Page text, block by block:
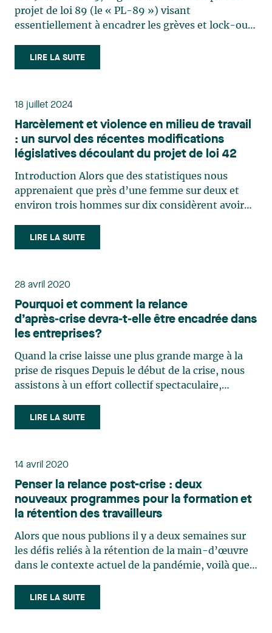
projet de loi 89 (le « PL-89 ») visant
essentiellement à encadrer les grèves et lock-out
Ce dernier envisage d’importantes modifications
au Code du travail[1] (le « C.t. »). Il confère
LIRE LA SUITE
18 juillet 2024
Harcèlement et violence en milieu de travail
: un survol des récentes modifications
législatives découlant du projet de loi 42
Introduction Alors que des statistiques nous
apprenaient que près d’une femme sur deux et
environ trois hommes sur dix considèrent avoir
sexuelle en milieu de travail1, le ministre du
Travail a exprimé, depuis 2020, sa volonté de
LIRE LA SUITE
28 avril 2020
Pourquoi et comment la relance
d’après‑crise devra‑t‑elle être encadrée dans
les entreprises?
Quand la crise laisse une plus grande marge à la
prise de risques Depuis le début de la crise, nous
assistons à un effort collectif spectaculaire,
la santé et la sécurité collectives. La pandémie
Covid-19 a amené plusieurs défis pour les
LIRE LA SUITE
14 avril 2020
Penser la relance post-crise : deux
nouveaux programmes pour la formation et
la rétention des travailleurs
Alors que nous publions il y a deux semaines sur
les défis reliés à la rétention de la main-d’œuvre
dans le contexte actuel de la pandémie, voilà que
gouvernement provincial. Le premier se veut une
réponse aux effets de la prestation canadienne
LIRE LA SUITE